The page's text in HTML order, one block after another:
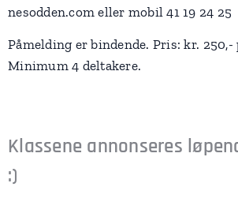
nesodden.com eller mobil 41 19 24 25
Påmelding er bindende. Pris: kr. 250,-
Minimum 4 deltakere.
Klassene annonseres
:)